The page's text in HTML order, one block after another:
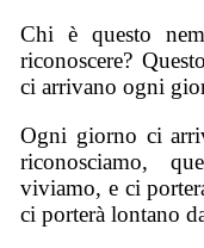
Chi è questo
riconoscere?
ci arrivano ogni
Ogni giorno ci
riconosciamo,
viviamo, e ci
ci porterà lontano